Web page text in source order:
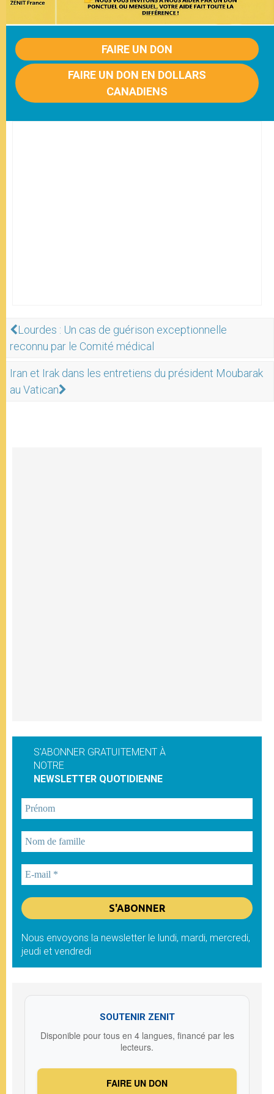
FAIRE UN DON
FAIRE UN DON EN DOLLARS
CANADIENS
Lourdes : Un cas de guérison exceptionnelle
reconnu par le Comité médical
Iran et Irak dans les entretiens du président Moubarak
au Vatican
S'ABONNER GRATUITEMENT À
NOTRE
NEWSLETTER QUOTIDIENNE
Nous envoyons la newsletter le lundi, mardi, mercredi,
jeudi et vendredi
SOUTENIR ZENIT
Disponible pour tous en 4 langues, financé par les
lecteurs.
FAIRE UN DON